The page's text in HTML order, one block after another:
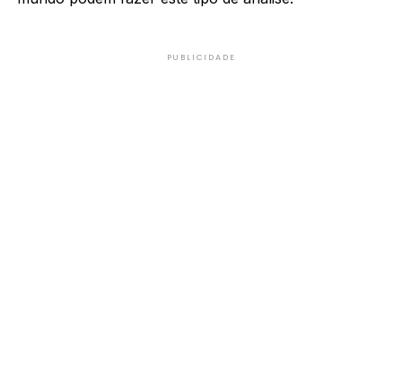
PUBLICIDADE